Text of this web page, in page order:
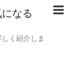
なる
く紹介しま